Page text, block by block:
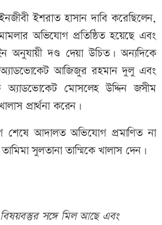
ইশরাত হাসান দাবি করেছিলেন,
অভিযোগ প্রতিষ্ঠিত হয়েছে এবং
অনুযায়ী দণ্ড দেয়া উচিত। অন্যদিকে
অ্যাডভোকেট আজিজুর রহমান দুলু এবং
অ্যাডভোকেট মোসলেহ উদ্দিন জসীম
প্রার্থনা করেন।
শেষে আদালত অভিযোগ প্রমাণিত না
সুলতানা তাম্মিকে খালাস দেন।
সঙ্গে মিল আছে এবং